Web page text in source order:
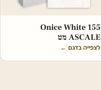
Onice White 155
ASCALE מט
לצפייה בדגם ←